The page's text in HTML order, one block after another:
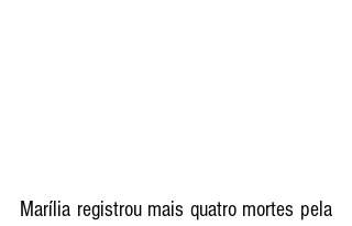
Marília registrou mais quatro mortes pela